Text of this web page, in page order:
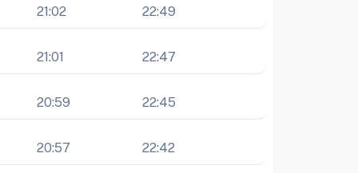
21:02 22:49
21:01 22:47
20:59 22:45
20:57 22:42